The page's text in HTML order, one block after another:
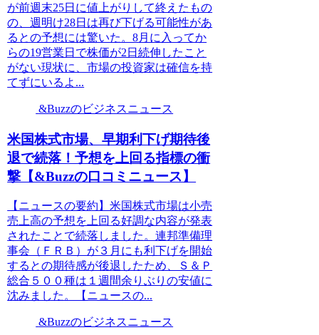
が前週末25日に値上がりして終えたもの
の、週明け28日は再び下げる可能性があ
るとの予想には驚いた。8月に入ってか
らの19営業日で株価が2日続伸したこと
がない現状に、市場の投資家は確信を持
てずにいるよ...
&Buzzのビジネスニュース
米国株式市場、早期利下げ期待後
退で続落！予想を上回る指標の衝
撃【&Buzzの口コミニュース】
【ニュースの要約】米国株式市場は小売
売上高の予想を上回る好調な内容が発表
されたことで続落しました。連邦準備理
事会（ＦＲＢ）が３月にも利下げを開始
するとの期待感が後退したため、Ｓ＆Ｐ
総合５００種は１週間余りぶりの安値に
沈みました。【ニュースの...
&Buzzのビジネスニュース